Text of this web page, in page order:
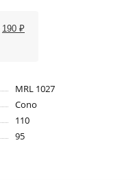
190 ₽
MRL 1027
Cono
110
95